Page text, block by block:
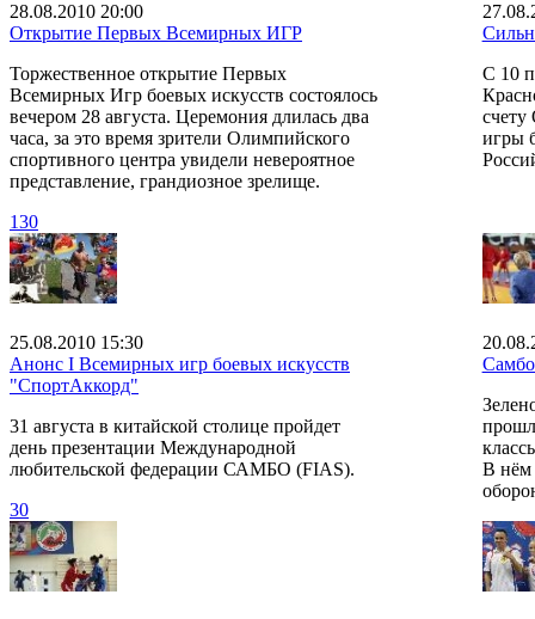
28.08.2010 20:00
Открытие Первых Всемирных ИГР
Торжественное открытие Первых
Всемирных Игр боевых искусств состоялось
вечером 28 августа. Церемония длилась два
часа, за это время зрители Олимпийского
спортивного центра увидели невероятное
представление, грандиозное зрелище.
130
С 10
игры
25.08.2010 15:30
Анонс I Всемирных игр боевых искусств
"СпортАккорд"
31 августа в китайской столице пройдет
день презентации Международной
любительской федерации САМБО (FIAS).
30
Самбо
В нём